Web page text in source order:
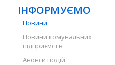
ІНФОРМУЄМО
Новини
Новини комунальних
підприємств
Анонси подій